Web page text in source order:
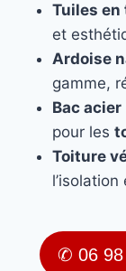
Tuiles
et
Ardoise
gamme,
Bac acier
pour les
Toiture
l’isolation
✆ 06 98